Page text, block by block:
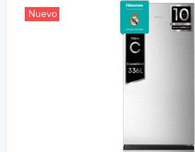
Nuevo